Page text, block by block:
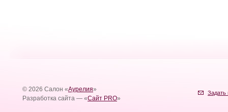
© 2026 Салон «Аурелия»
Разработка сайта — «Сайт PRO»
Задать